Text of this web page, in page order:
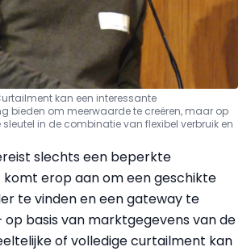
kan een interessante
bieden om meerwaarde te creëren, maar op
in de combinatie van flexibel verbruik en
slechts een beperkte
komt erop aan om een geschikte
te vinden en een gateway te
op basis van marktgegevens van de
of volledige curtailment kan